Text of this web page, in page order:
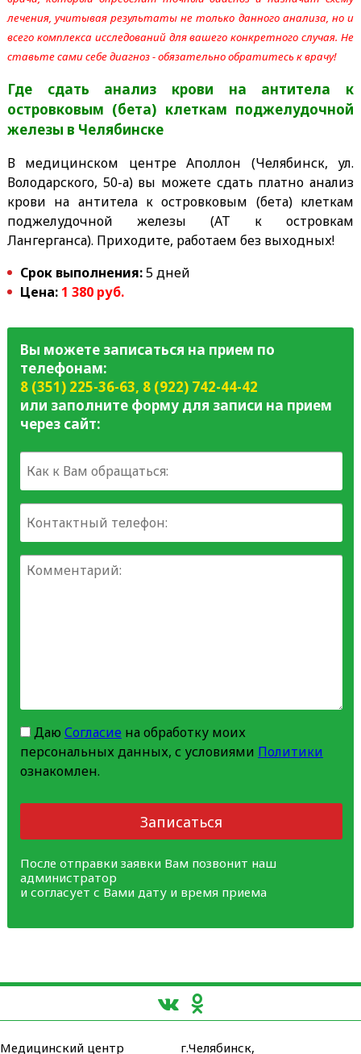
лечения, учитывая результаты не только данного анализа, но и
всего комплекса исследований для вашего конкретного случая. Не
ставьте сами себе диагноз - обязательно обратитесь к врачу!
Где сдать анализ крови на антитела к
островковым (бета) клеткам поджелудочной
железы в Челябинске
В медицинском центре Аполлон (Челябинск, ул.
Володарского, 50-а) вы можете сдать платно анализ
крови на антитела к островковым (бета) клеткам
поджелудочной железы (АТ к островкам
Лангерганса). Приходите, работаем без выходных!
Срок выполнения:5 дней
Цена: 1 380 руб.
Вы можете записаться на прием по
телефонам:
8 (351) 225-36-63, 8 (922) 742-44-42
или заполните форму для записи на прием
через сайт:
Даю Согласиена обработку моих
персональных данных, с условиями Политики
ознакомлен.
Записаться
После отправки заявки Вам позвонит наш
администратор
и согласует с Вами дату и время приема
Медицинский центр г.Челябинск,